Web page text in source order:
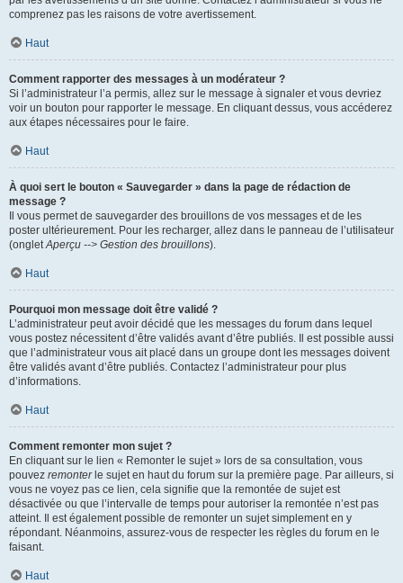
comprenez pas les raisons de votre avertissement.
Haut
Comment rapporter des messages à un modérateur ?
Si l’administrateur l’a permis, allez sur le message à signaler et vous devriez
voir un bouton pour rapporter le message. En cliquant dessus, vous accéderez
aux étapes nécessaires pour le faire.
Haut
À quoi sert le bouton « Sauvegarder » dans la page de rédaction de
message ?
Il vous permet de sauvegarder des brouillons de vos messages et de les
poster ultérieurement. Pour les recharger, allez dans le panneau de l’utilisateur
(ongletAperçu --> Gestion des brouillons).
Haut
Pourquoi mon message doit être validé ?
L’administrateur peut avoir décidé que les messages du forum dans lequel
vous postez nécessitent d’être validés avant d’être publiés. Il est possible aussi
que l’administrateur vous ait placé dans un groupe dont les messages doivent
être validés avant d’être publiés. Contactez l’administrateur pour plus
d’informations.
Haut
Comment remonter mon sujet ?
En cliquant sur le lien « Remonter le sujet » lors de sa consultation, vous
pouvez remonterle sujet en haut du forum sur la première page. Par ailleurs, si
vous ne voyez pas ce lien, cela signifie que la remontée de sujet est
désactivée ou que l’intervalle de temps pour autoriser la remontée n’est pas
atteint. Il est également possible de remonter un sujet simplement en y
répondant. Néanmoins, assurez-vous de respecter les règles du forum en le
faisant.
Haut